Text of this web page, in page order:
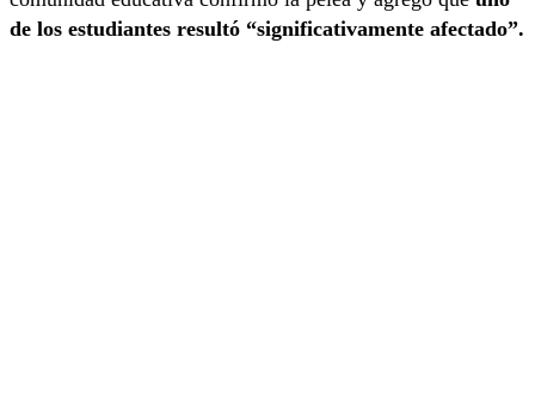
de los estudiantes resultó “significativamente afectado”.